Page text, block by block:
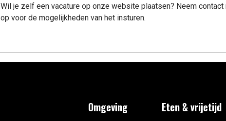
Wil je zelf een vacature op onze website plaatsen? Neem contact
op voor de mogelijkheden van het insturen.
Omgeving Eten & vrijetijd